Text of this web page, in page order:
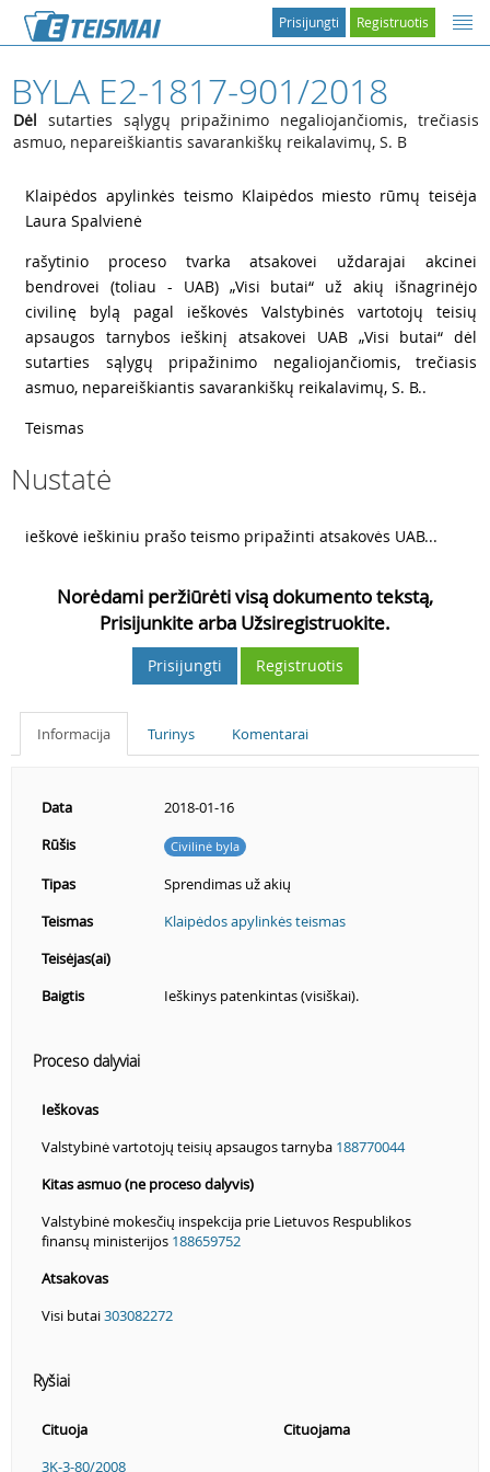
Registruotis
Prisijungti
BYLA E2-1817-901/2018
Dėl sutarties sąlygų pripažinimo negaliojančiomis, trečiasis
asmuo, nepareiškiantis savarankiškų reikalavimų, S. B
Klaipėdos apylinkės teismo Klaipėdos miesto rūmų teisėja
Laura Spalvienė
rašytinio proceso tvarka atsakovei uždarajai akcinei
bendrovei (toliau - UAB) „Visi butai“ už akių išnagrinėjo
civilinę bylą pagal ieškovės Valstybinės vartotojų teisių
apsaugos tarnybos ieškinį atsakovei UAB „Visi butai“ dėl
sutarties sąlygų pripažinimo negaliojančiomis, trečiasis
asmuo, nepareiškiantis savarankiškų reikalavimų, S. B..
Teismas
Nustatė
ieškovė ieškiniu prašo teismo pripažinti atsakovės UAB...
Norėdami peržiūrėti visą dokumento tekstą,
Prisijunkite arba Užsiregistruokite.
Prisijungti Registruotis
Informacija Turinys Komentarai
Data
2018-01-16
Rūšis
Civilinė byla
Tipas
Sprendimas už akių
Teismas
Klaipėdos apylinkės teismas
Teisėjas(ai)
Baigtis
Ieškinys patenkintas (visiškai).
Proceso dalyviai
Ieškovas
Valstybinė vartotojų teisių apsaugos tarnyba 188770044
Kitas asmuo (ne proceso dalyvis)
Valstybinė mokesčių inspekcija prie Lietuvos Respublikos
finansų ministerijos 188659752
Atsakovas
Visi butai303082272
Ryšiai
Cituoja
Cituojama
3K-3-80/2008